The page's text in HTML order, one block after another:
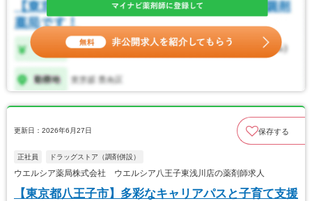
更新日：2026年6月27日 保存する
正社員 ドラッグストア（調剤併設）
ウエルシア薬局株式会社 ウエルシア八王子東浅川店の薬剤師求人
【東京都八王子市】多彩なキャリアパスと子育て支援